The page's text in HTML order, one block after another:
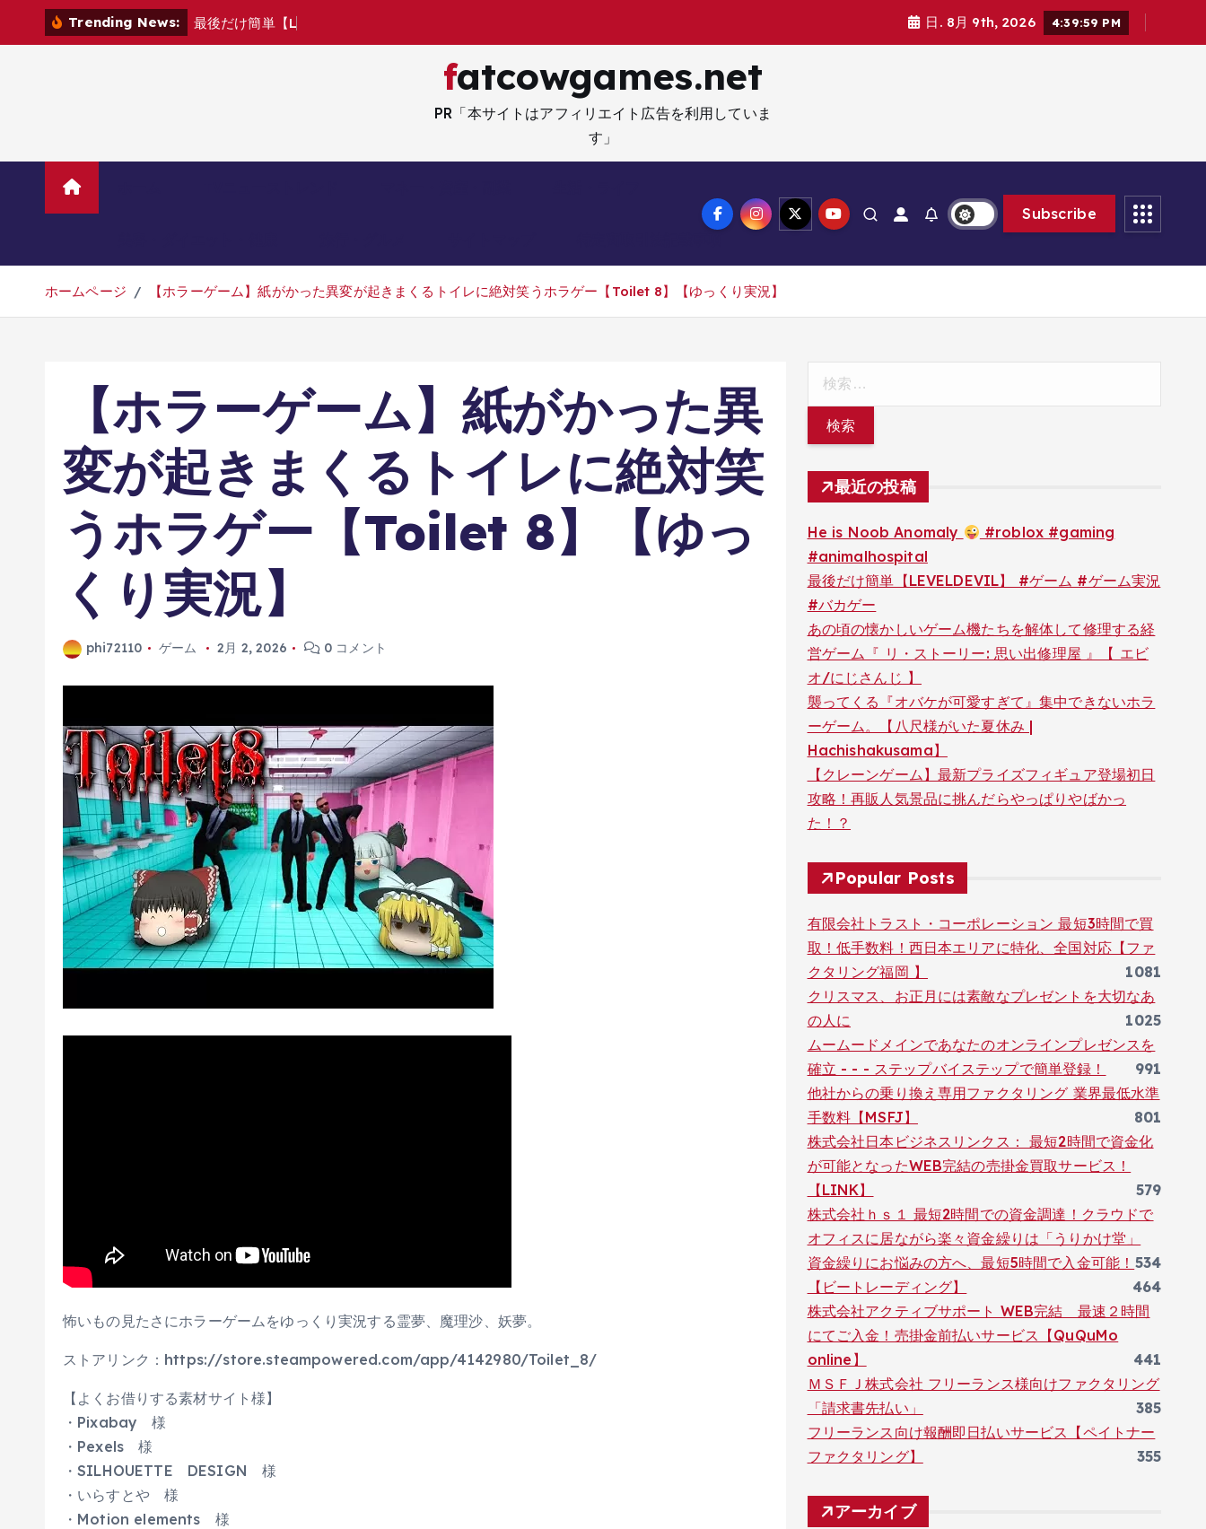
Trending News: 最後だけ簡単【L 日. 8月 9th, 2026 4:40:01 PM
fatcowgames.net
PR「本サイトはアフィリエイト広告を利用していま
す」
Subscribe
ホームページ 【ホラーゲーム】紙がかった異変が起きまくるトイレに絶対笑うホラゲー【Toilet 8】【ゆっくり実況】
【ホラーゲーム】紙がかった異
変が起きまくるトイレに絶対笑
うホラゲー【Toilet 8】【ゆっ
くり実況】
phi72110 ゲーム 2月 2, 2026 0 コメント
怖いもの見たさにホラーゲームをゆっくり実況する霊夢、魔理沙、妖夢。
ストアリンク：https://store.steampowered.com/app/4142980/Toilet_8/
【よくお借りする素材サイト様】
・Pixabay 様
・Pexels 様
・SILHOUETTE DESIGN 様
・いらすとや 様
・Motion elements 様
最近の投稿
He is Noob Anomaly
#roblox #gaming
#animalhospital
最後だけ簡単【LEVELDEVIL】 #ゲーム #ゲーム実況
#バカゲー
あの頃の懐かしいゲーム機たちを解体して修理する経
営ゲーム『 リ・ストーリー: 思い出修理屋 』【 エビ
オ/にじさんじ 】
襲ってくる『オバケが可愛すぎて』集中できないホラ
ーゲーム。【八尺様がいた夏休み |
Hachishakusama】
【クレーンゲーム】最新プライズフィギュア登場初日
攻略！再販人気景品に挑んだらやっぱりやばかっ
た！？
Popular Posts
有限会社トラスト・コーポレーション 最短3時間で買
取！低手数料！西日本エリアに特化、全国対応【ファ
クタリング福岡 】
1081
クリスマス、お正月には素敵なプレゼントを大切なあ
の人に
1025
ムームードメインであなたのオンラインプレゼンスを
確立 - - - ステップバイステップで簡単登録！
991
他社からの乗り換え専用ファクタリング 業界最低水準
手数料【MSFJ】
801
株式会社日本ビジネスリンクス： 最短2時間で資金化
が可能となったWEB完結の売掛金買取サービス！
【LINK】
579
株式会社ｈｓ１ 最短2時間での資金調達！クラウドで
オフィスに居ながら楽々資金繰りは「うりかけ堂」
534
資金繰りにお悩みの方へ、最短5時間で入金可能！
【ビートレーディング】
464
株式会社アクティブサポート WEB完結 最速２時間
にてご入金！売掛金前払いサービス【QuQuMo
online】
441
ＭＳＦＪ株式会社 フリーランス様向けファクタリング
「請求書先払い」
385
フリーランス向け報酬即日払いサービス【ペイトナー
ファクタリング】
355
アーカイブ